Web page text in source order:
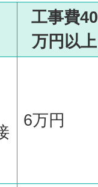
工事費40
万円以上
6万円